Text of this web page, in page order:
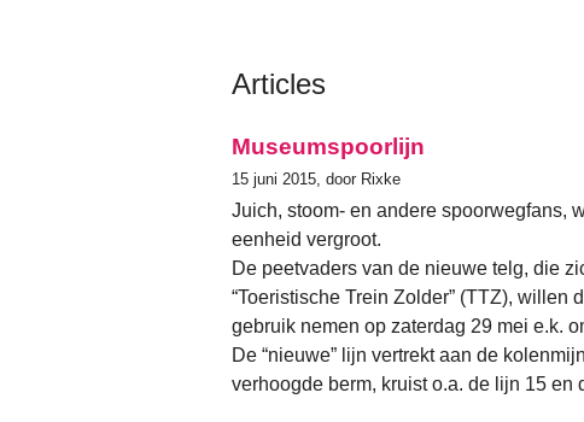
Articles
Museumspoorlijn
15 juni 2015, door Rixke
Juich, stoom- en andere spoorwegfans,
eenheid vergroot.
De peetvaders van de nieuwe telg, die
“Toeristische Trein Zolder” (TTZ),
gebruik nemen op zaterdag 29 mei e.k.
De “nieuwe” lijn vertrekt aan de
verhoogde berm, kruist o.a. de lijn 15